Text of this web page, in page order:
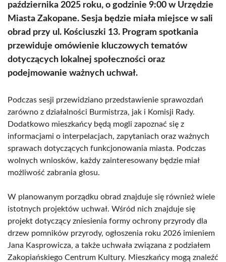
października 2025 roku, o godzinie 9:00 w Urzędzie
Miasta Zakopane. Sesja będzie miała miejsce w sali
obrad przy ul. Kościuszki 13. Program spotkania
przewiduje omówienie kluczowych tematów
dotyczących lokalnej społeczności oraz
podejmowanie ważnych uchwał.
Podczas sesji przewidziano przedstawienie sprawozdań
zarówno z działalności Burmistrza, jak i Komisji Rady.
Dodatkowo mieszkańcy będą mogli zapoznać się z
informacjami o interpelacjach, zapytaniach oraz ważnych
sprawach dotyczących funkcjonowania miasta. Podczas
wolnych wniosków, każdy zainteresowany będzie miał
możliwość zabrania głosu.
W planowanym porządku obrad znajduje się również wiele
istotnych projektów uchwał. Wśród nich znajduje się
projekt dotyczący zniesienia formy ochrony przyrody dla
drzew pomników przyrody, ogłoszenia roku 2026 imieniem
Jana Kasprowicza, a także uchwała związana z podziałem
Zakopiańskiego Centrum Kultury. Mieszkańcy mogą znaleźć